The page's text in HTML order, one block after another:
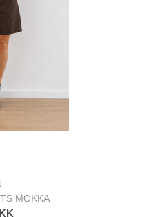
MOKKA